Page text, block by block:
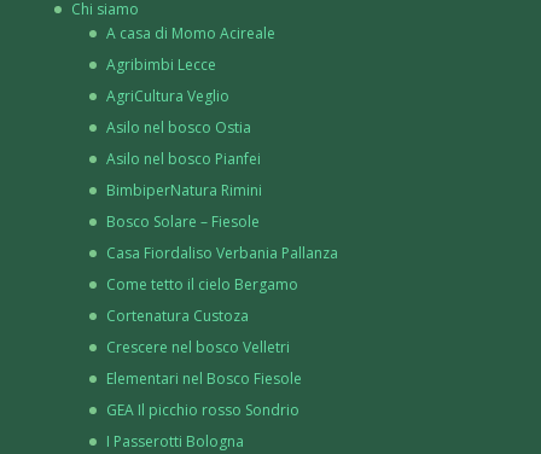
Chi siamo
A casa di Momo Acireale
Agribimbi Lecce
AgriCultura Veglio
Asilo nel bosco Ostia
Asilo nel bosco Pianfei
BimbiperNatura Rimini
Bosco Solare – Fiesole
Casa Fiordaliso Verbania Pallanza
Come tetto il cielo Bergamo
Cortenatura Custoza
Crescere nel bosco Velletri
Elementari nel Bosco Fiesole
GEA Il picchio rosso Sondrio
I Passerotti Bologna